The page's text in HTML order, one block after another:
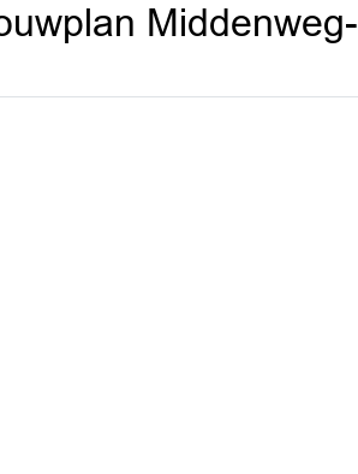
Middenweg-